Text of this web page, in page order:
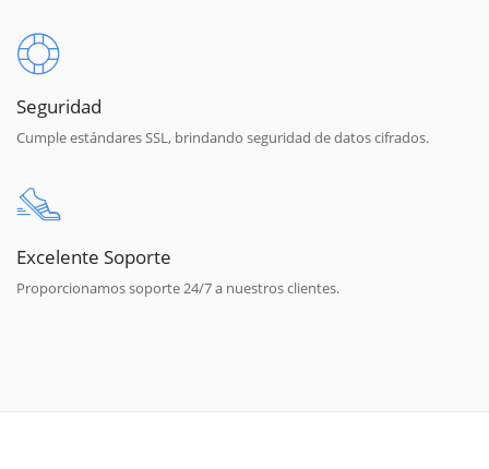
Seguridad
Cumple estándares SSL, brindando seguridad de datos cifrados.
Excelente Soporte
Proporcionamos soporte 24/7 a nuestros clientes.